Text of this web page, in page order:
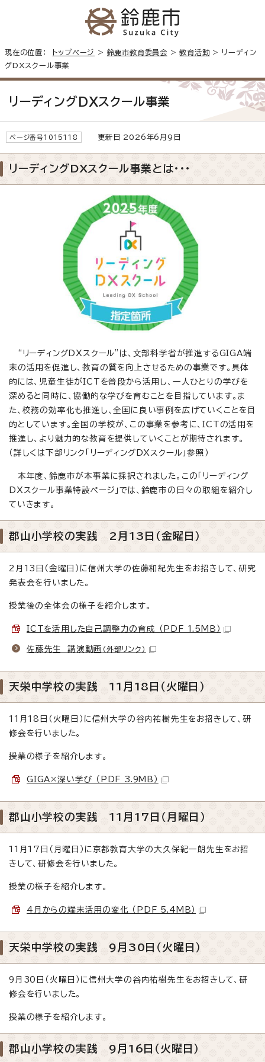
現在の位置： トップページ > 鈴鹿市教育委員会 >教育活動> リーディン
グDXスクール事業
リーディングDXスクール事業
ページ番号1015118 更新日 2026年6月9日
リーディングDXスクール事業とは・・・
“リーディングDXスクール”は、文部科学省が推進するGIGA端
末の活用を促進し、教育の質を向上させるための事業です。具体
的には、児童生徒がICTを普段から活用し、一人ひとりの学びを
深めると同時に、協働的な学びを育むことを目指しています。ま
た、校務の効率化も推進し、全国に良い事例を広げていくことを目
的としています。全国の学校が、この事業を参考に、ICTの活用を
推進し、より魅力的な教育を提供していくことが期待されます。
（詳しくは下部リンク「リーディングDXスクール」参照）
本年度、鈴鹿市が本事業に採択されました。この「リーディング
DXスクール事業特設ページ」では、鈴鹿市の日々の取組を紹介し
ていきます。
郡山小学校の実践 2月13日（金曜日）
2月13日（金曜日）に信州大学の佐藤和紀先生をお招きして、研究
発表会を行いました。
授業後の全体会の様子を紹介します。
ICTを活用した自己調整力の育成 （PDF 1.5MB）
佐藤先生 講演動画 （外部リンク）
天栄中学校の実践 11月18日（火曜日）
11月18日（火曜日）に信州大学の谷内祐樹先生をお招きして、研
修会を行いました。
授業の様子を紹介します。
GIGA×深い学び （PDF 3.9MB）
郡山小学校の実践 11月17日（月曜日）
11月17日（月曜日）に京都教育大学の大久保紀一朗先生をお招
きして、研修会を行いました。
授業の様子を紹介します。
4月からの端末活用の変化 （PDF 5.4MB）
天栄中学校の実践 9月30日（火曜日）
9月30日（火曜日）に信州大学の谷内祐樹先生をお招きして、研
修会を行いました。
授業の様子を紹介します。
郡山小学校の実践 9月16日（火曜日）